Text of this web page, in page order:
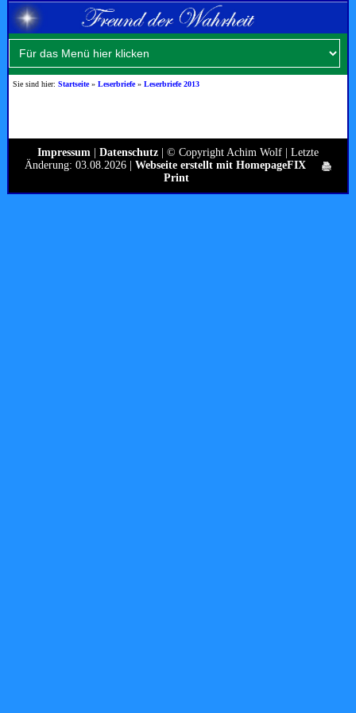
Sie sind hier:Startseite»Leserbriefe»Leserbriefe 2013
Impressum Datenschutz | © Copyright Achim Wolf | Letzte
Änderung: 03.08.2026 | Webseite erstellt mit HomepageFIX
Print